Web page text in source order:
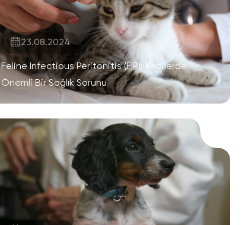
23.08.2024
Feline Infectious Peritonitis (FIP): Kedilerde
Önemli Bir Sağlık Sorunu